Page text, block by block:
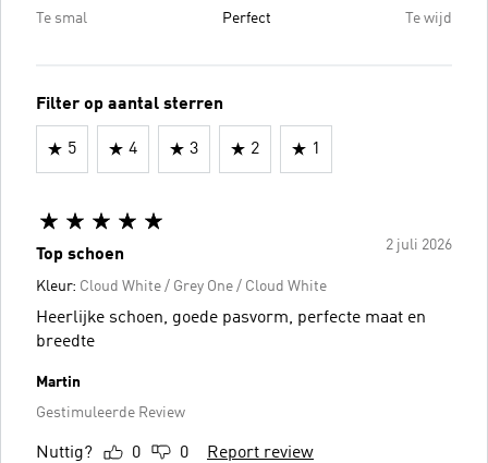
Te smal Perfect Te wijd
Filter op aantal sterren
5 4 3 2 1
2 juli 2026
Top schoen
Kleur: Cloud White / Grey One / Cloud White
Heerlijke schoen, goede pasvorm, perfecte maat en
breedte
Martin
Gestimuleerde Review
Nuttig? 0 0 Report review